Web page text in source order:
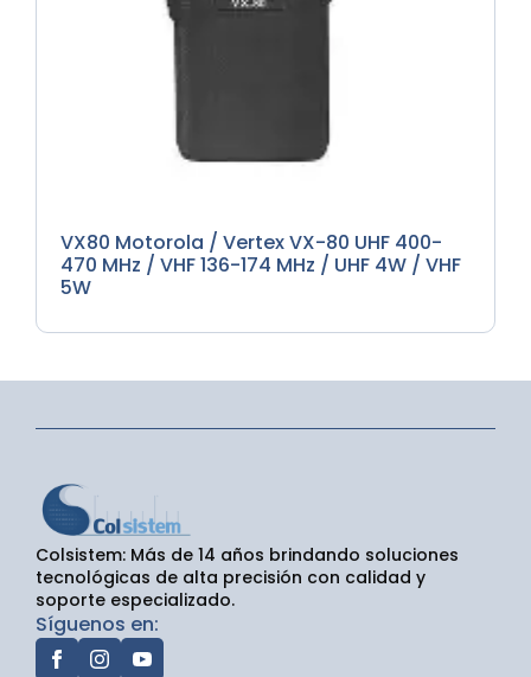
VX80 Motorola / Vertex VX-80 UHF 400-
470 MHz / VHF 136-174 MHz / UHF 4W / VHF
5W
Colsistem: Más de 14 años brindando soluciones
tecnológicas de alta precisión con calidad y
soporte especializado.
Síguenos en: